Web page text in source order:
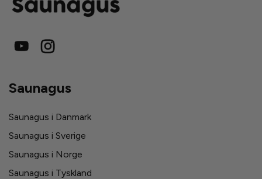
Saunagus
Saunagus i Danmark
Saunagus i Sverige
Saunagus i Norge
Saunagus i Tyskland